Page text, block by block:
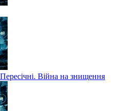
Війна на знищення